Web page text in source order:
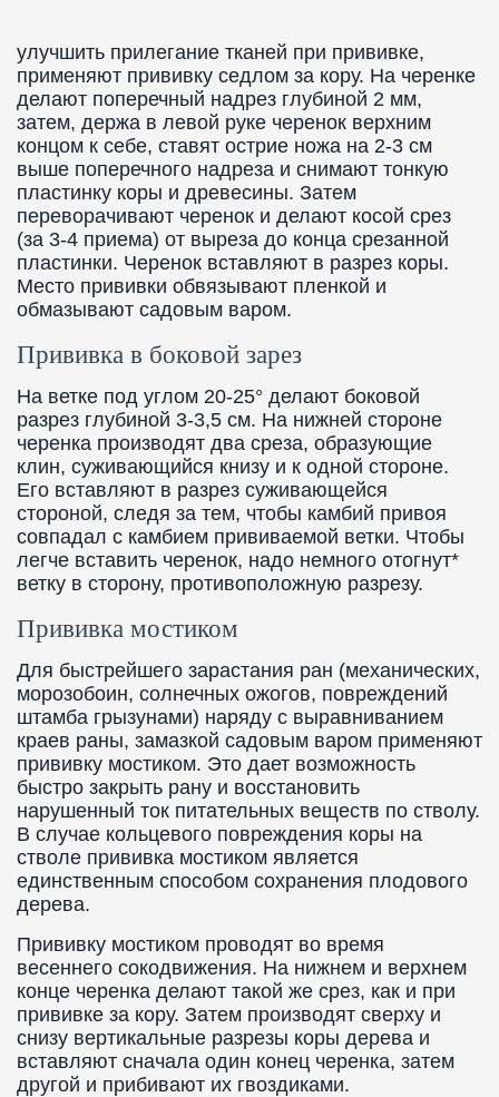
улучшить прилегание тканей при прививке,
применяют прививку седлом за кору. На черенке
делают поперечный надрез глубиной 2 мм,
затем, держа в левой руке черенок верхним
концом к себе, ставят острие ножа на 2-3 см
выше поперечного надреза и снимают тонкую
пластинку коры и древесины. Затем
переворачивают черенок и делают косой срез
(за 3-4 приема) от выреза до конца срезанной
пластинки. Черенок вставляют в разрез коры.
Место прививки обвязывают пленкой и
обмазывают садовым варом.
Прививка в боковой зарез
На ветке под углом 20-25° делают боковой
разрез глубиной 3-3,5 см. На нижней стороне
черенка производят два среза, образующие
клин, суживающийся книзу и к одной стороне.
Его вставляют в разрез суживающейся
стороной, следя за тем, чтобы камбий привоя
совпадал с камбием прививаемой ветки. Чтобы
легче вставить черенок, надо немного отогнут*
ветку в сторону, противоположную разрезу.
Прививка мостиком
Для быстрейшего зарастания ран (механических,
морозобоин, солнечных ожогов, повреждений
штамба грызунами) наряду с выравниванием
краев раны, замазкой садовым варом применяют
прививку мостиком. Это дает возможность
быстро закрыть рану и восстановить
нарушенный ток питательных веществ по стволу.
В случае кольцевого повреждения коры на
стволе прививка мостиком является
единственным способом сохранения плодового
дерева.
Прививку мостиком проводят во время
весеннего сокодвижения. На нижнем и верхнем
конце черенка делают такой же срез, как и при
прививке за кору. Затем производят сверху и
снизу вертикальные разрезы коры дерева и
вставляют сначала один конец черенка, затем
другой и прибивают их гвоздиками.